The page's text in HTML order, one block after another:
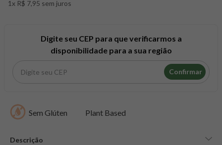
1x R$ 7,95 sem juros
Digite seu CEP para que verificarmos a
disponibilidade para a sua região
Confirmar
Sem Glúten Plant Based
Descrição
8º snack proteico mundo verde
creatina mundo verde